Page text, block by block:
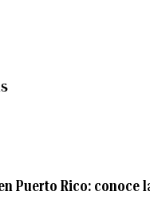
Puerto Rico: conoce